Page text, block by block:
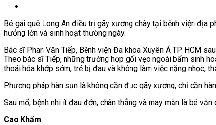
Bé gái quê Long An điều trị gãy xương chày tại bệnh viện địa
hưởng lớn và sinh hoạt thường ngày.
Bác sĩ Phan Văn Tiếp, Bệnh viện Đa khoa Xuyên Á TP HCM
Theo bác sĩ Tiếp, những trường hợp gối vẹo ngoài bẩm sinh
thoái hóa khớp sớm, trẻ bị đau và không làm việc nặng nhọc,
Phương pháp hàn sụn là không cần đục gãy xương, chỉ cần
Sau mổ, bệnh nhi ít đau đớn, chân thẳng và may mắn là bé
Cao Khẩm